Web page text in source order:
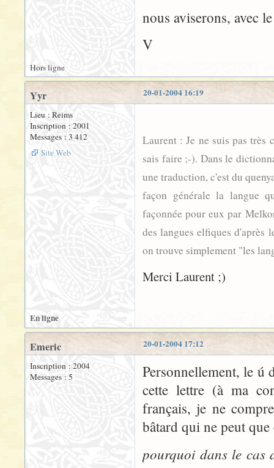
nous aviserons, avec
V
Hors ligne
20-01-2004 16:19
Yyr
Lieu : Reims
Inscription : 2001
Messages : 3 412
Site Web
Laurent : Je ne suis pas très
sais faire ;-). Dans le
une traduction, c'est du
façon générale la langue
façonnée pour eux par
des langues elfiques d'après
on trouve simplement "les
Merci Laurent ;)
En ligne
20-01-2004 17:12
Emeric
Inscription : 2004
Messages : 5
Personnellement, le ú
cette lettre (à ma
français, je ne
bâtard qui ne peut
pourquoi dans le cas